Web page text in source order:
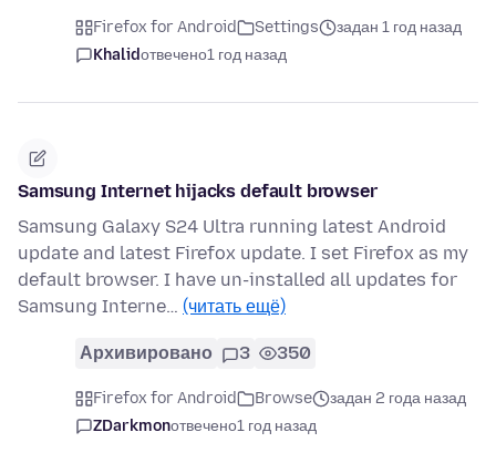
Firefox for Android Settings
задан 1 год назад
Khalidотвечено1 год назад
Samsung Internet hijacks default browser
Samsung Galaxy S24 Ultra running latest Android
update and latest Firefox update. I set Firefox as my
default browser. I have un-installed all updates for
Samsung Interne… (читать ещё)
Архивировано 3 350
Firefox for Android Browse
задан 2 года назад
ZDarkmonотвечено1 год назад